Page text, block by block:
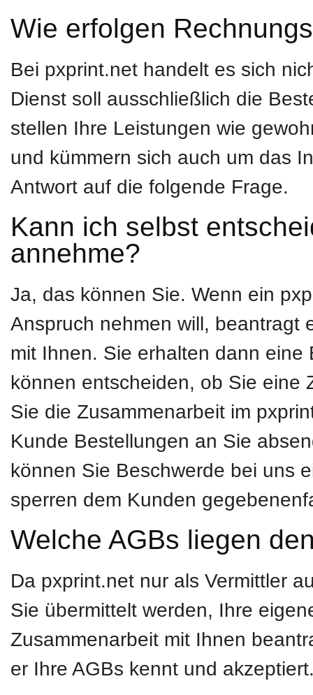
Wie erfolgen
Bei pxprint.net handelt es sich
Dienst soll ausschließlich die
stellen Ihre Leistungen wie
und kümmern sich auch um das
Antwort auf die folgende Frage.
Kann ich selbst
annehme?
Ja, das können Sie. Wenn ein
Anspruch nehmen will, beantragt
mit Ihnen. Sie erhalten dann
können entscheiden, ob Sie eine
Sie die Zusammenarbeit im
Kunde Bestellungen an Sie
können Sie Beschwerde bei uns
sperren dem Kunden
Welche AGBs liegen
Da pxprint.net nur als Vermittler
Sie übermittelt werden, Ihre
Zusammenarbeit mit Ihnen
er Ihre AGBs kennt und